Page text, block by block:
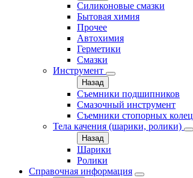
Силиконовые смазки
Бытовая химия
Прочее
Автохимия
Герметики
Смазки
Инструмент
Назад
Съемники подшипников
Смазочный инструмент
Съемники стопорных колец
Тела качения (шарики, ролики)
Назад
Шарики
Ролики
Справочная информация